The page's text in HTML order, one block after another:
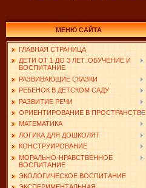
МЕНЮ САЙТА
ГЛАВНАЯ СТРАНИЦА
ДЕТИ ОТ 1 ДО 3 ЛЕТ. ОБУЧЕНИЕ И
ВОСПИТАНИЕ
РАЗВИВАЮЩИЕ СКАЗКИ
РЕБЕНОК В ДЕТСКОМ САДУ
РАЗВИТИЕ РЕЧИ
ОРИЕНТИРОВАНИЕ В ПРОСТРАНСТВЕ
МАТЕМАТИКА
ЛОГИКА ДЛЯ ДОШКОЛЯТ
КОНСТРУИРОВАНИЕ
МОРАЛЬНО-НРАВСТВЕННОЕ
ВОСПИТАНИЕ
ЭКОЛОГИЧЕСКОЕ ВОСПИТАНИЕ